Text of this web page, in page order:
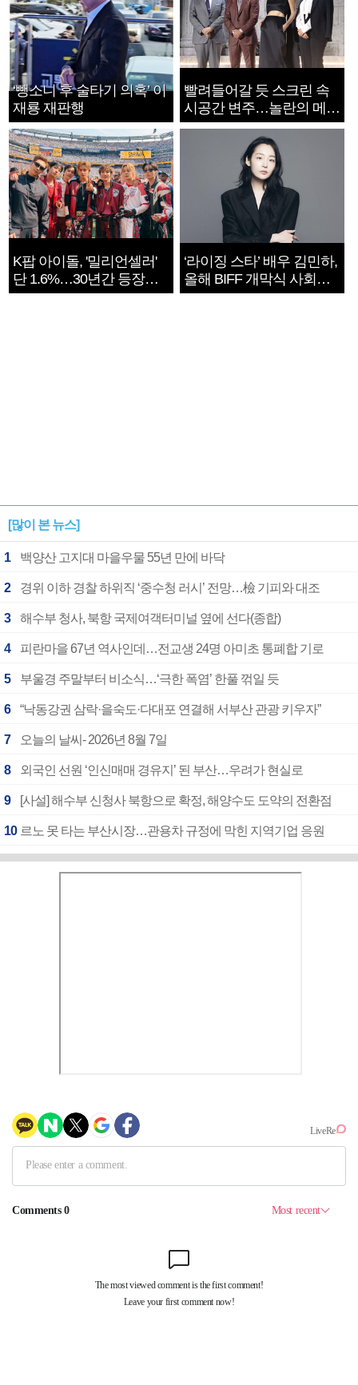
‘뺑소니 후 술타기 의혹’ 이
재룡 재판행
빨려들어갈 듯 스크린 속
시공간 변주…놀란의 메시
지는 ‘전쟁 속죄’
K팝 아이돌, '밀리언셀러'
단 1.6%…30년간 등장
1182개팀 전수조사
‘라이징 스타’ 배우 김민하,
올해 BIFF 개막식 사회자
확정
[많이 본 뉴스]
1 백양산 고지대 마을우물 55년 만에 바닥
2 경위 이하 경찰 하위직 ‘중수청 러시’ 전망…檢 기피와 대조
3 해수부 청사, 북항 국제여객터미널 옆에 선다(종합)
4 피란마을 67년 역사인데…전교생 24명 아미초 통폐합 기로
5 부울경 주말부터 비소식…‘극한 폭염’ 한풀 꺾일 듯
6 “낙동강권 삼락·을숙도·다대포 연결해 서부산 관광 키우자”
7 오늘의 날씨- 2026년 8월 7일
8 외국인 선원 ‘인신매매 경유지’ 된 부산…우려가 현실로
9 [사설] 해수부 신청사 북항으로 확정, 해양수도 도약의 전환점
10 르노 못 타는 부산시장…관용차 규정에 막힌 지역기업 응원